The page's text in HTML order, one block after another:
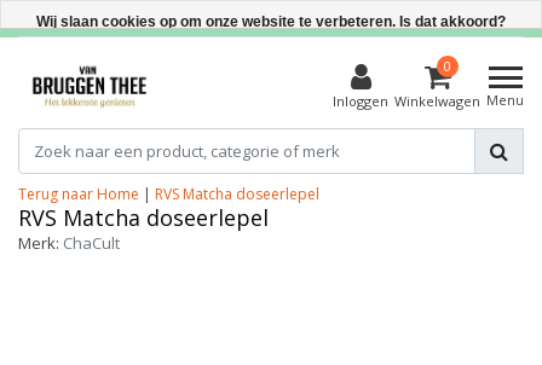
Direct uit voorraad leverbaar
Inloggen
0
Winkelwagen Menu
Terug naar Home | RVS Matcha doseerlepel
RVS Matcha doseerlepel
Merk: ChaCult
Wij slaan cookies op om onze website te verbeteren. Is dat akkoord?
Meer over cookies »